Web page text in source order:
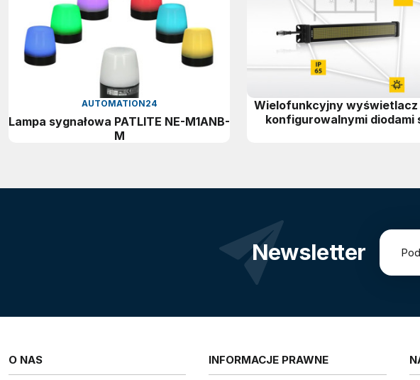
AUTOMATION24
Lampa sygnałowa PATLITE NE-M1ANB-
M
Wielofunkcyjny wyświetlacz
konfigurowalnymi diodami
Newsletter
O NAS INFORMACJE PRAWNE